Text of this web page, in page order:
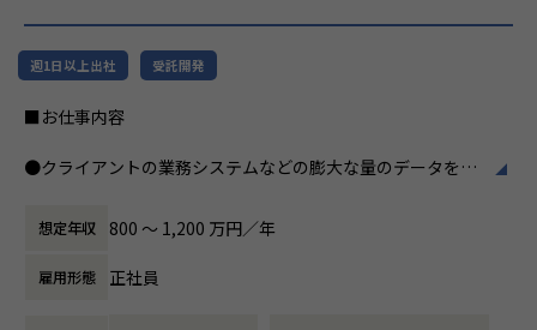
■期待する解決したい課題
売り上げが順調に伸び、案件が増えていく中で、テクニカル
サポートチームのとりまとめ役として活躍していただける方
が不足しております。
案件数が伸びていく中でPM/PLとして品質の高い案件遂行と
チームメンバーを牽引いただく仲間を探しています。
チーム配属後は数ヶ月程度チームのリーダーとしてテクニカ
チームメンバーの様子や配属後の状況を見ながら最終的には
週1日以上出社 受託開発
■お仕事内容
●クライアントの業務システムなどの膨大な量のデータを蓄
s Intelligence)と呼ばれるシステムの導入から実行支援まで
を行っています。またクラウドを含むデータ基盤全体のDX構
想から実施します。
想定年収 800 〜 1,200 万円／年
雇用形態 正社員